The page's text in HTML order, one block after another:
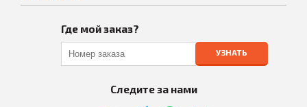
Где мой заказ?
УЗНАТЬ
Следите за нами